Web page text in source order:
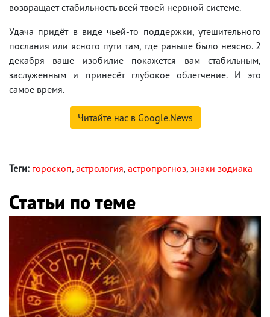
возвращает стабильность всей твоей нервной системе.
Удача придёт в виде чьей-то поддержки, утешительного
послания или ясного пути там, где раньше было неясно. 2
декабря ваше изобилие покажется вам стабильным,
заслуженным и принесёт глубокое облегчение. И это
самое время.
Читайте нас в Google.News
Теги: гороскоп, астрология, астропрогноз, знаки зодиака
Статьи по теме